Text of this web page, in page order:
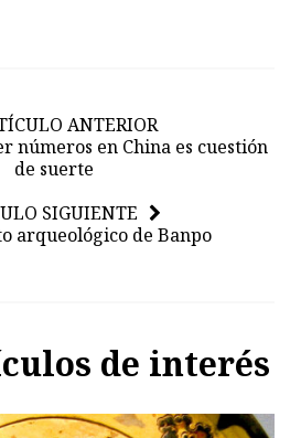
ANTERIOR
números en China es cuestión
de suerte
SIGUIENTE
arqueológico de Banpo
de interés